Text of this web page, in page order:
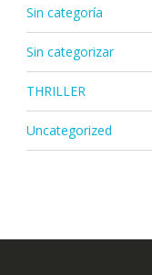
Sin categoría
Sin categorizar
THRILLER
Uncategorized